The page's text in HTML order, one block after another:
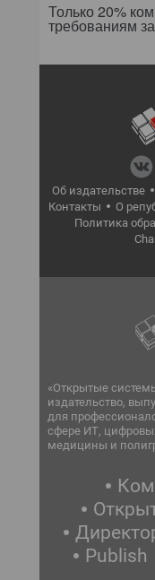
Только 20%
требованиям
Об издательстве
Контакты
О
Политика
«Открытые
издательство,
для
сфере ИТ,
медицины и
Publish